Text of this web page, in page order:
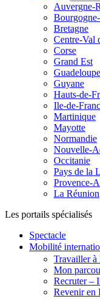
Auvergne-
Bretagne
Centre-Val
Corse
Grand Est
Guadeloupe
Guyane
Hauts-de-
Ile-de-
Martinique
Mayotte
Normandie
Nouvelle-
Occitanie
Pays de la
Provence-
La Réunion
Les portails spécialisés
Spectacle
Mobilité
Travailler à
Mon
Recruter –
Revenir en